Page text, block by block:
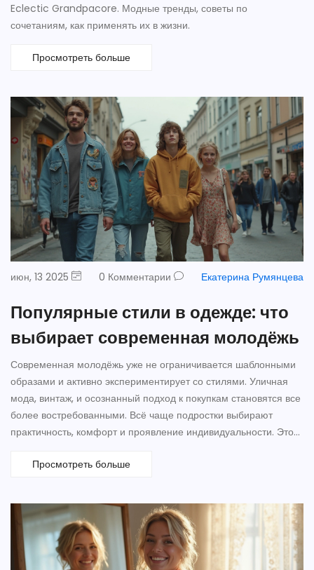
Eclectic Grandpacore. Модные тренды, советы по
сочетаниям, как применять их в жизни.
Просмотреть больше
июн, 13 2025 0 Комментарии Екатерина Румянцева
Популярные стили в одежде: что
выбирает современная молодёжь
Современная молодёжь уже не ограничивается шаблонными
образами и активно экспериментирует со стилями. Уличная
мода, винтаж, и осознанный подход к покупкам становятся все
более востребованными. Всё чаще подростки выбирают
практичность, комфорт и проявление индивидуальности. Этот
понять, почему именно они привлекают молодых людей.
Просмотреть больше